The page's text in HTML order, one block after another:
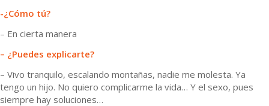
-¿Cómo tú?
– En cierta manera
– ¿Puedes explicarte?
– Vivo tranquilo, escalando montañas, nadie me molesta. Ya
tengo un hijo. No quiero complicarme la vida… Y el sexo, pues
siempre hay soluciones…